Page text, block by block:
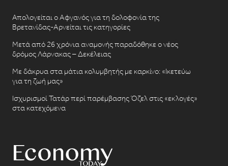
Απολογείται ο Αφγανός για τη δολοφονία της
Βρετανίδας-Αρνείται τις κατηγορίες
Μετά από 26 χρόνια αναμονής παραδόθηκε ο νέος
δρόμος Λάρνακας – Δεκέλειας
Με δάκρυα στα μάτια κολυμβητής με καρκίνο: «Ικετεύω
για τη ζωή μας»
Ισχυρισμοί Τατάρ περί παρέμβασης Όζελ στις «εκλογές»
στα κατεχόμενα